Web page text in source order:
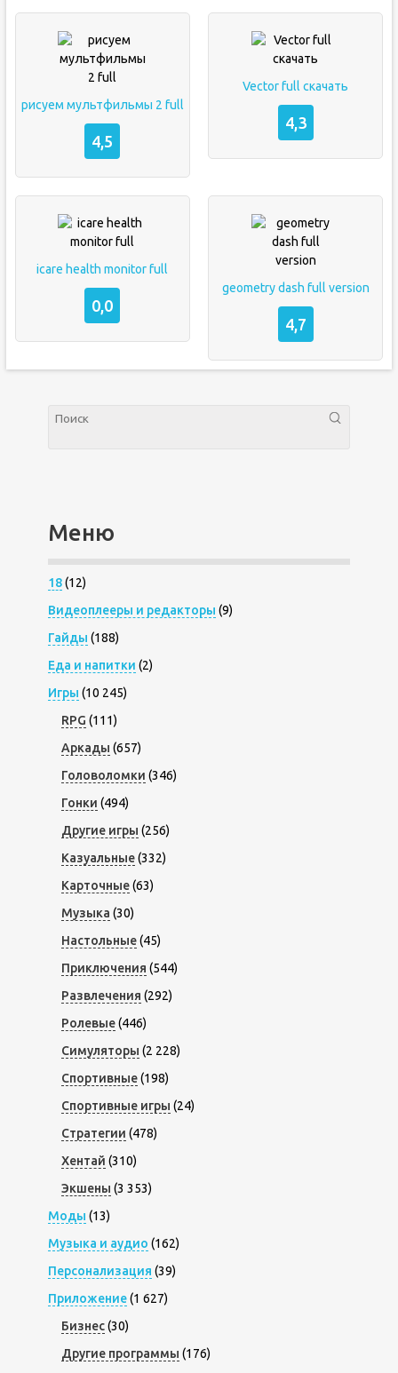
рисуем мультфильмы 2 full
4,5
Vector full скачать
4,3
icare health monitor full
0,0
geometry dash full version
4,7
Меню
18(12)
Видеоплееры и редакторы (9)
Гайды (188)
Еда и напитки (2)
Игры (10 245)
RPG (111)
Аркады (657)
Головоломки (346)
Гонки (494)
Другие игры (256)
Казуальные(332)
Карточные(63)
Музыка (30)
Настольные(45)
Приключения (544)
Развлечения (292)
Ролевые(446)
Симуляторы (2 228)
Спортивные(198)
Спортивные игры (24)
Стратегии (478)
Хентай (310)
Экшены (3 353)
Моды (13)
Музыка и аудио (162)
Персонализация (39)
Приложение(1 627)
Бизнес(30)
Другие программы (176)